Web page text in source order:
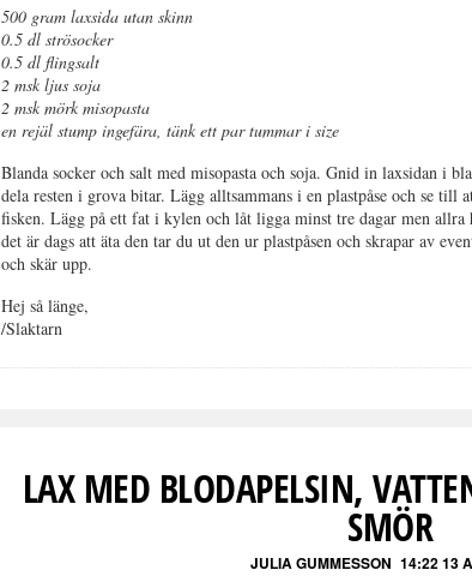
500 gram laxsida utan skinn
0.5 dl strösocker
0.5 dl flingsalt
2 msk ljus soja
2 msk mörk misopasta
en rejäl stump ingefära, tänk ett par tummar i size
Blanda socker och salt med misopasta och soja. Gnid in laxsidan i
dela resten i grova bitar. Lägg alltsammans i en plastpåse och se
fisken. Lägg på ett fat i kylen och låt ligga minst tre dagar men allra
det är dags att äta den tar du ut den ur plastpåsen och skrapar av
och skär upp.
Hej så länge,
/Slaktarn
LAX MED BLODAPELSIN,
SMÖR
JULIA GUMMESSON 14:22 13